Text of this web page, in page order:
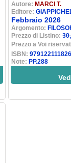
Autore: MARCI T.
Editore:
Febbraio 2026
Argomento:
Prezzo di Listino:
Prezzo a Voi
ISBN:
Note: PP.288